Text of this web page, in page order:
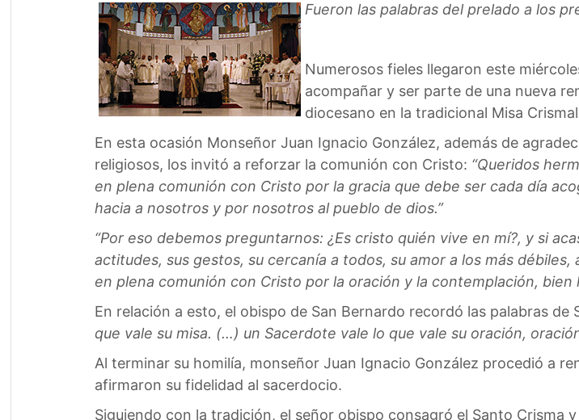
Fueron las palabras del prelado a los
Numerosos fieles llegaron este
acompañar y ser parte de una nueva
diocesano en la tradicional Misa
En esta ocasión Monseñor Juan Ignacio González, además de
religiosos, los invitó a reforzar la comunión con Cristo: “Queridos
en plena comunión con Cristo por la gracia que debe ser cada día
hacia a nosotros y por nosotros al pueblo de dios.”
“Por eso debemos preguntarnos: ¿Es cristo quién vive en mí?, y si
actitudes, sus gestos, su cercanía a todos, su amor a los más
en plena comunión con Cristo por la oración y la contemplación, bien
En relación a esto, el obispo de San Bernardo recordó las palabras de
que vale su misa. (…) un Sacerdote vale lo que vale su oración,
Al terminar su homilía, monseñor Juan Ignacio González procedió a
afirmaron su fidelidad al sacerdocio.
Siguiendo con la tradición, el señor obispo consagró el Santo Crisma